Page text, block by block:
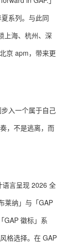
系列。与此同
上海、杭州、深
京 apm，带来更
入一个属于自己
，不是逃离，而
语言呈现 2026 全
莱纳」与「GAP
GAP 徽标」系
格选择。在 GAP